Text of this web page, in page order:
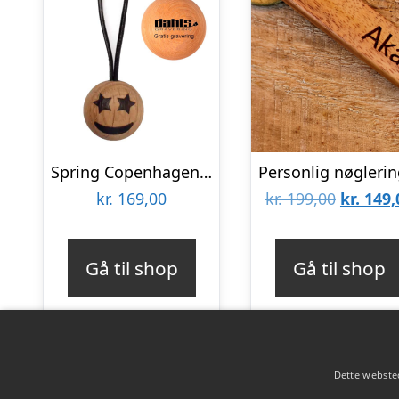
Spring Copenhagen Emotions® Star Eyes Nøglering firmagaver med logo
kr. 169,00
Gå til shop
kr.199,00 Den
kr.
kr.
Gå til shop
Dette